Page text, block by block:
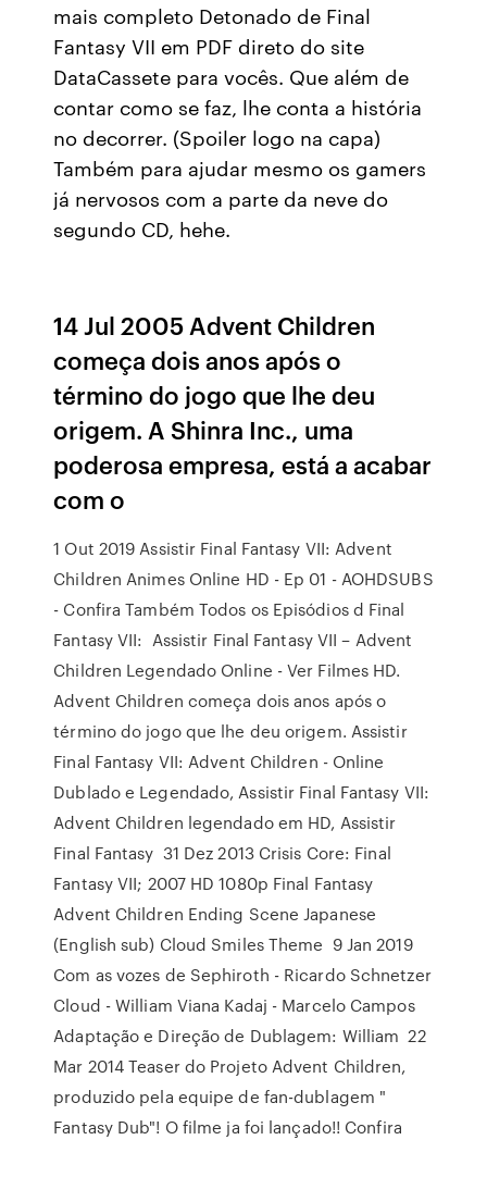
mais completo Detonado de Final
Fantasy VII em PDF direto do site
DataCassete para vocês. Que além de
contar como se faz, lhe conta a história
no decorrer. (Spoiler logo na capa)
Também para ajudar mesmo os gamers
já nervosos com a parte da neve do
segundo CD, hehe.
14 Jul 2005 Advent Children
começa dois anos após o
término do jogo que lhe deu
origem. A Shinra Inc., uma
poderosa empresa, está a acabar
com o
1 Out 2019 Assistir Final Fantasy VII: Advent
Children Animes Online HD - Ep 01 - AOHDSUBS
- Confira Também Todos os Episódios d Final
Fantasy VII: Assistir Final Fantasy VII – Advent
Children Legendado Online - Ver Filmes HD.
Advent Children começa dois anos após o
término do jogo que lhe deu origem. Assistir
Final Fantasy VII: Advent Children - Online
Dublado e Legendado, Assistir Final Fantasy VII:
Advent Children legendado em HD, Assistir
Final Fantasy 31 Dez 2013 Crisis Core: Final
Fantasy VII; 2007 HD 1080p Final Fantasy
Advent Children Ending Scene Japanese
(English sub) Cloud Smiles Theme 9 Jan 2019
Com as vozes de Sephiroth - Ricardo Schnetzer
Cloud - William Viana Kadaj - Marcelo Campos
Adaptação e Direção de Dublagem: William 22
Mar 2014 Teaser do Projeto Advent Children,
produzido pela equipe de fan-dublagem "
Fantasy Dub"! O filme ja foi lançado!! Confira